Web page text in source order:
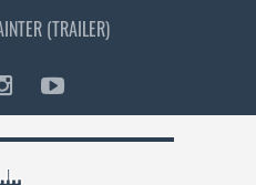
(TRAILER)